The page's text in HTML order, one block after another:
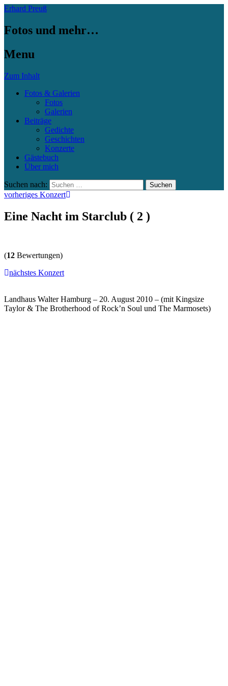
Erhard Preuß
Fotos und mehr…
Menu
Zum Inhalt
Fotos & Galerien
Fotos
Galerien
Beiträge
Gedichte
Geschichten
Konzerte
Gästebuch
Über mich
Suchen nach:
vorheriges Konzert
Eine Nacht im Starclub ( 2 )
(12 Bewertungen)
nächstes Konzert
Landhaus Walter Hamburg – 20. August 2010 – (mit Kingsize
Taylor & The Brotherhood of Rock’n Soul und The Marmosets)